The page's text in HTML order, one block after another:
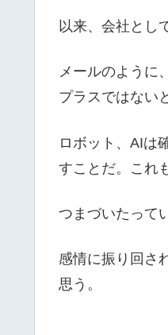
以来、会社とし
メールのように
プラスではない
ロボット、AIは
すことだ。これ
つまづいたって
感情に振り回さ
思う。